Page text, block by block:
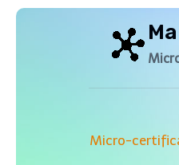
Aller
Micro-